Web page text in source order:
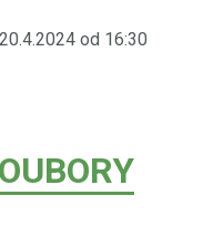
od 16:30